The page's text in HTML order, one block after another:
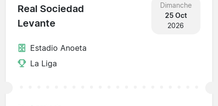
Real Sociedad
Levante
Dimanche
25 Oct
2026
Estadio Anoeta
La Liga